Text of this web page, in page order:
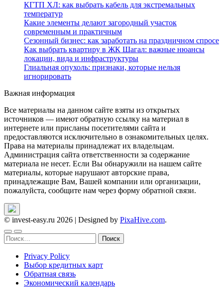
КГТП ХЛ: как выбрать кабель для экстремальных
температур
Какие элементы делают загородный участок
современным и практичным
Сезонный бизнес: как заработать на праздничном спросе
Как выбрать квартиру в ЖК Шагал: важные нюансы
локации, вида и инфраструктуры
Глиальная опухоль: признаки, которые нельзя
игнорировать
Важная информация
Все материалы на данном сайте взяты из открытых
источников — имеют обратную ссылку на материал в
интернете или присланы посетителями сайта и
предоставляются исключительно в ознакомительных целях.
Права на материалы принадлежат их владельцам.
Администрация сайта ответственности за содержание
материала не несет. Если Вы обнаружили на нашем сайте
материалы, которые нарушают авторские права,
принадлежащие Вам, Вашей компании или организации,
пожалуйста, сообщите нам через форму обратной связи.
© invest-easy.ru 2026 | Designed by PixaHive.com.
Найти:
Privacy Policy
Выбор кредитных карт
Обратная связь
Экономический календарь